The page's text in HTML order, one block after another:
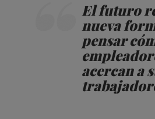
El futuro
nueva
pensar
acercan a